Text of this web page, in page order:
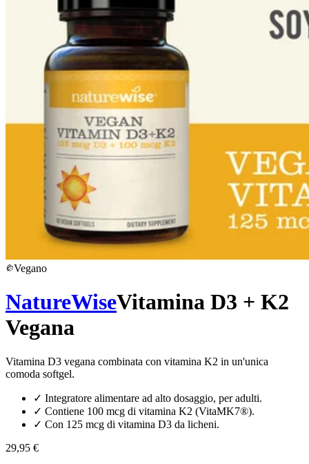
Vegano
NatureWiseVitamina D3 + K2
Vegana
Vitamina D3 vegana combinata con vitamina K2 in un'unica
comoda softgel.
✓ Integratore alimentare ad alto dosaggio, per adulti.
✓ Contiene 100 mcg di vitamina K2 (VitaMK7®).
✓ Con 125 mcg di vitamina D3 da licheni.
29,95 €